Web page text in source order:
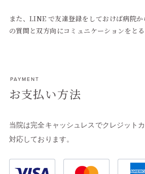
また、LINE で友達登録をしておけば病院
の質問と双方向にコミュニケーションをとる
PAYMENT
お支払い方法
当院は完全キャッシュレスでクレジット
対応しております。